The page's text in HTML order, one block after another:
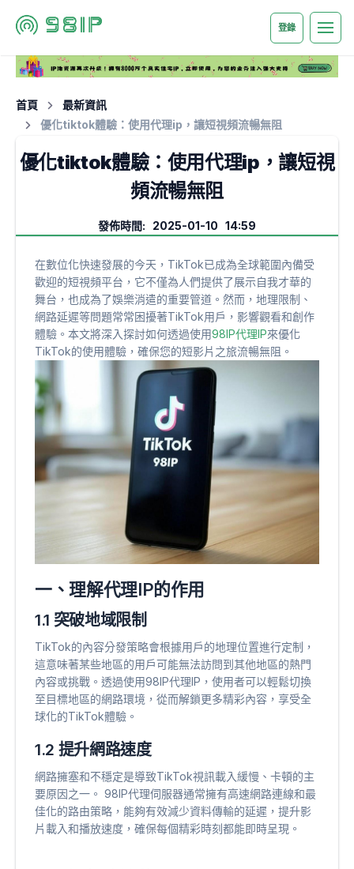
登錄
首頁
最新資訊
優化tiktok體驗：使用代理ip，讓短視頻流暢無阻
優化tiktok體驗：使用代理ip，讓短視
頻流暢無阻
發佈時間: 2025-01-10 14:59
在數位化快速發展的今天，TikTok已成為全球範圍內備受
歡迎的短視頻平台，它不僅為人們提供了展示自我才華的
舞台，也成為了娛樂消遣的重要管道。然而，地理限制、
網路延遲等問題常常困擾著TikTok用戶，影響觀看和創作
體驗。本文將深入探討如何透過使用98IP代理IP來優化
TikTok的使用體驗，確保您的短影片之旅流暢無阻。
一、理解代理IP的作用
1.1 突破地域限制
TikTok的內容分發策略會根據用戶的地理位置進行定制，
這意味著某些地區的用戶可能無法訪問到其他地區的熱門
內容或挑戰。透過使用98IP代理IP，使用者可以輕鬆切換
至目標地區的網路環境，從而解鎖更多精彩內容，享受全
球化的TikTok體驗。
1.2 提升網路速度
網路擁塞和不穩定是導致TikTok視訊載入緩慢、卡頓的主
要原因之一。 98IP代理伺服器通常擁有高速網路連線和最
佳化的路由策略，能夠有效減少資料傳輸的延遲，提升影
片載入和播放速度，確保每個精彩時刻都能即時呈現。